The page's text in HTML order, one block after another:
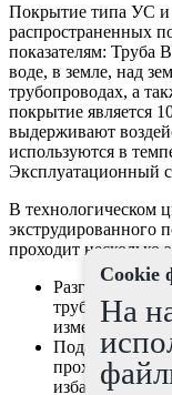
Покрытие типа УС и
распространенных
показателям: Труба
воде, в земле, над
трубопроводах, а
покрытие является
выдерживают
используются в
Эксплуатационный
В технологическом
экструдированного
проходит несколько
Разгрузка
труб
измерения по
Подача трубы
проходит
избавляет
Cookie
На